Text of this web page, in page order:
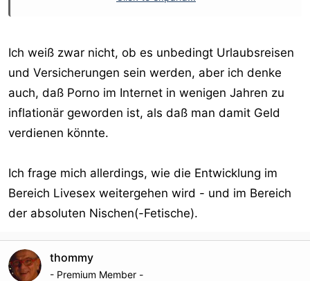
Ich weiß zwar nicht, ob es unbedingt Urlaubsreisen
und Versicherungen sein werden, aber ich denke
auch, daß Porno im Internet in wenigen Jahren zu
inflationär geworden ist, als daß man damit Geld
verdienen könnte.
Ich frage mich allerdings, wie die Entwicklung im
Bereich Livesex weitergehen wird - und im Bereich
der absoluten Nischen(-Fetische).
thommy
- Premium Member -